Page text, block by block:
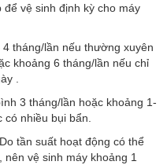
vệ sinh định kỳ cho máy
tháng/lần nếu thường xuyên
khoảng 6 tháng/lần nếu chỉ
.
3 tháng/lần hoặc khoảng 1-
nhiều bụi bẩn.
tần suất hoạt động có thể
vệ sinh máy khoảng 1